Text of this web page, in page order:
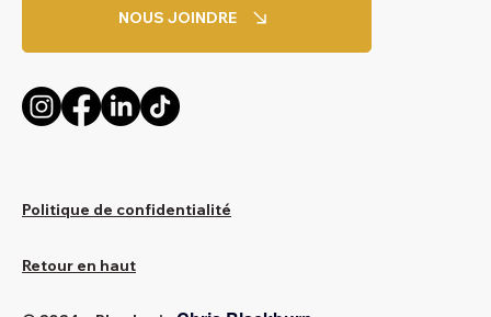
NOUS JOINDRE
Politique de confidentialité
Retour en haut